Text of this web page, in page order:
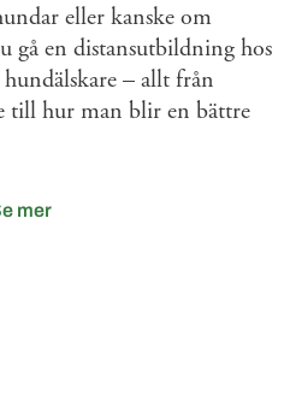
eller kanske om
gå en distansutbildning hos
– allt från
till hur man blir en bättre
mer